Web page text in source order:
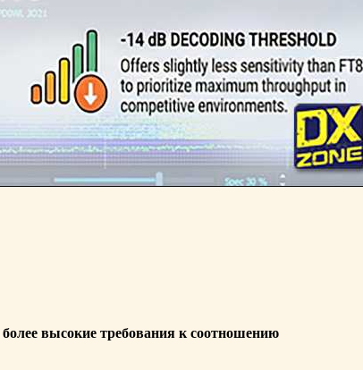
более высокие требования к соотношению